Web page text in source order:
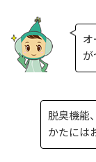
オ
が
脱臭機能
かたには